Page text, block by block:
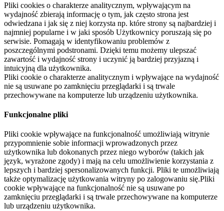
Pliki cookies o charakterze analitycznym, wpływającym na
wydajność zbierają informację o tym, jak często strona jest
odwiedzana i jak się z niej korzysta np. które strony są najbardziej i
najmniej popularne i w jaki sposób Użytkownicy poruszają się po
serwisie. Pomagają w identyfikowaniu problemów z
poszczególnymi podstronami. Dzięki temu możemy ulepszać
zawartość i wydajność strony i uczynić ją bardziej przyjazną i
intuicyjną dla użytkownika.
Pliki cookie o charakterze analitycznym i wpływające na wydajność
nie są usuwane po zamknięciu przeglądarki i są trwale
przechowywane na komputerze lub urządzeniu użytkownika.
Funkcjonalne pliki
Pliki cookie wpływające na funkcjonalność umożliwiają witrynie
przypomnienie sobie informacji wprowadzonych przez
użytkownika lub dokonanych przez niego wyborów (takich jak
język, wyrażone zgody) i mają na celu umożliwienie korzystania z
lepszych i bardziej spersonalizowanych funkcji. Pliki te umożliwiają
także optymalizację użytkowania witryny po zalogowaniu się.Pliki
cookie wpływające na funkcjonalność nie są usuwane po
zamknięciu przeglądarki i są trwale przechowywane na komputerze
lub urządzeniu użytkownika.